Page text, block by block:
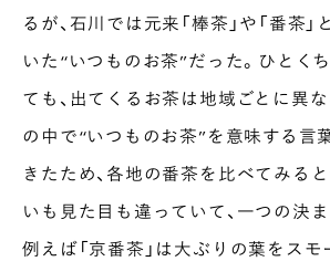
るが、石川では元来「棒茶」や「番茶
いた“いつものお茶”だった。ひとくち
ても、出てくるお茶は地域ごとに異
の中で“いつものお茶”を意味する言
きたため、各地の番茶を比べてみる
いも見た目も違っていて、一つの決
例えば「京番茶」は大ぶりの葉をス